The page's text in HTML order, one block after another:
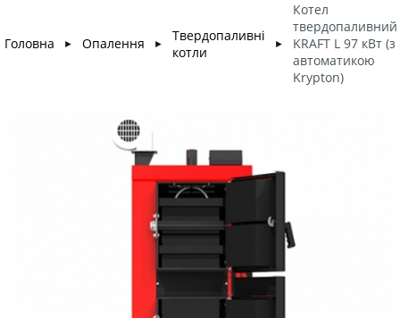
Головна ► Опалення ►
Твердопаливні
котли
►
Котел
твердопаливний
KRAFT L 97 кВт (з
автоматикою
Krypton)